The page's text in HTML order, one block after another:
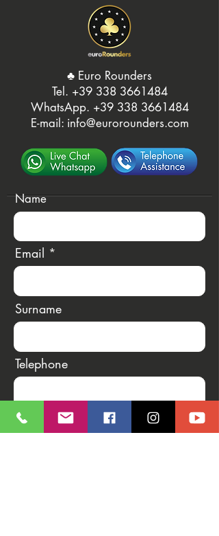
♣️ Euro Rounders
Tel. ‭ +39 338 3661484
WhatsApp. ‭+39 338 3661484‬
E-mail: info@eurorounders.com
Name
Email
Surname
Telephone
Message